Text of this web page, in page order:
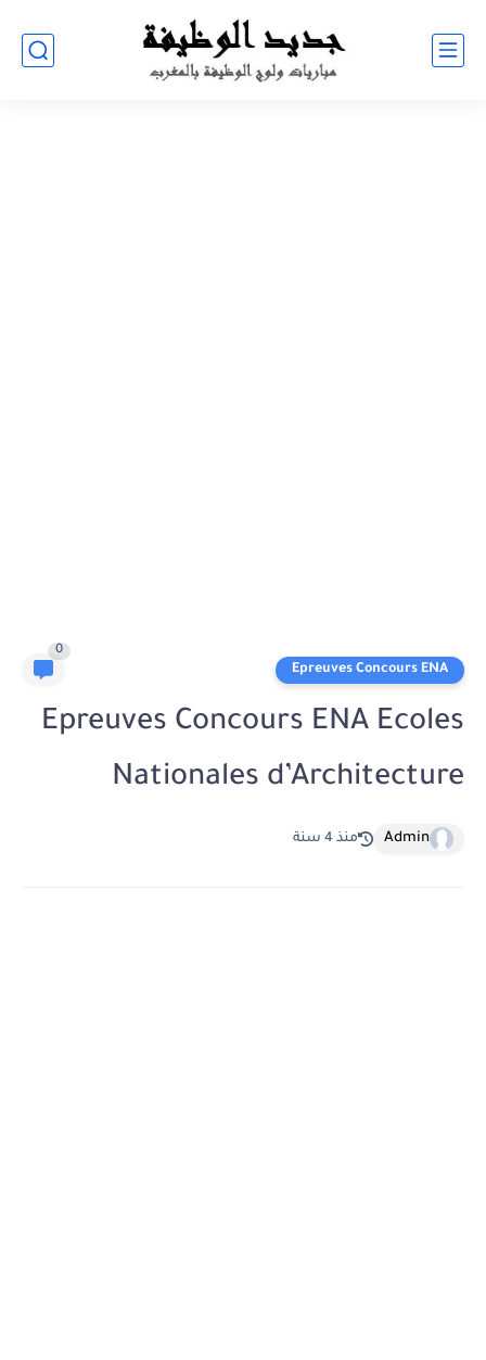
Epreuves Concours ENA
0
Epreuves Concours ENA Ecoles
Nationales d’Architecture
Admin منذ 4 سنة